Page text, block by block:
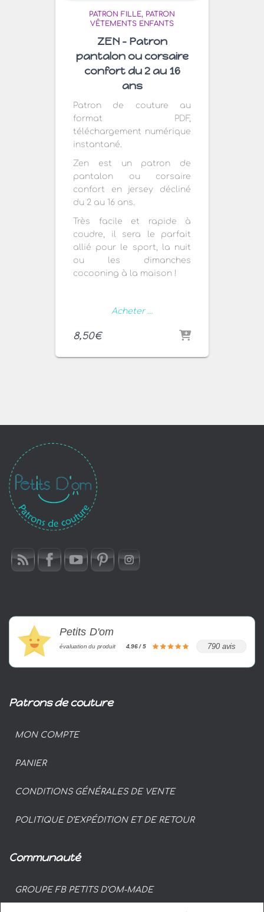
PATRON FILLE
PATRON
VÊTEMENTS ENFANTS
ZEN – Patron
pantalon ou corsaire
confort du 2 au 16
ans
Patron de couture au
format PDF,
téléchargement numérique
instantané.
Zen est un patron de
pantalon ou corsaire
confort en jersey décliné
du 2 au 16 ans.
Très facile et rapide à
coudre, il sera le parfait
allié pour le sport, la nuit
ou les dimanches
cocooning à la maison !
Acheter …
8,50€
Petits D'om
évaluation du produit 4.96 / 5 790 avis
Patrons de couture
MON COMPTE
PANIER
CONDITIONS GÉNÉRALES DE VENTE
POLITIQUE D’EXPÉDITION ET DE RETOUR
Communauté
GROUPE FB PETITS D’OM-MADE